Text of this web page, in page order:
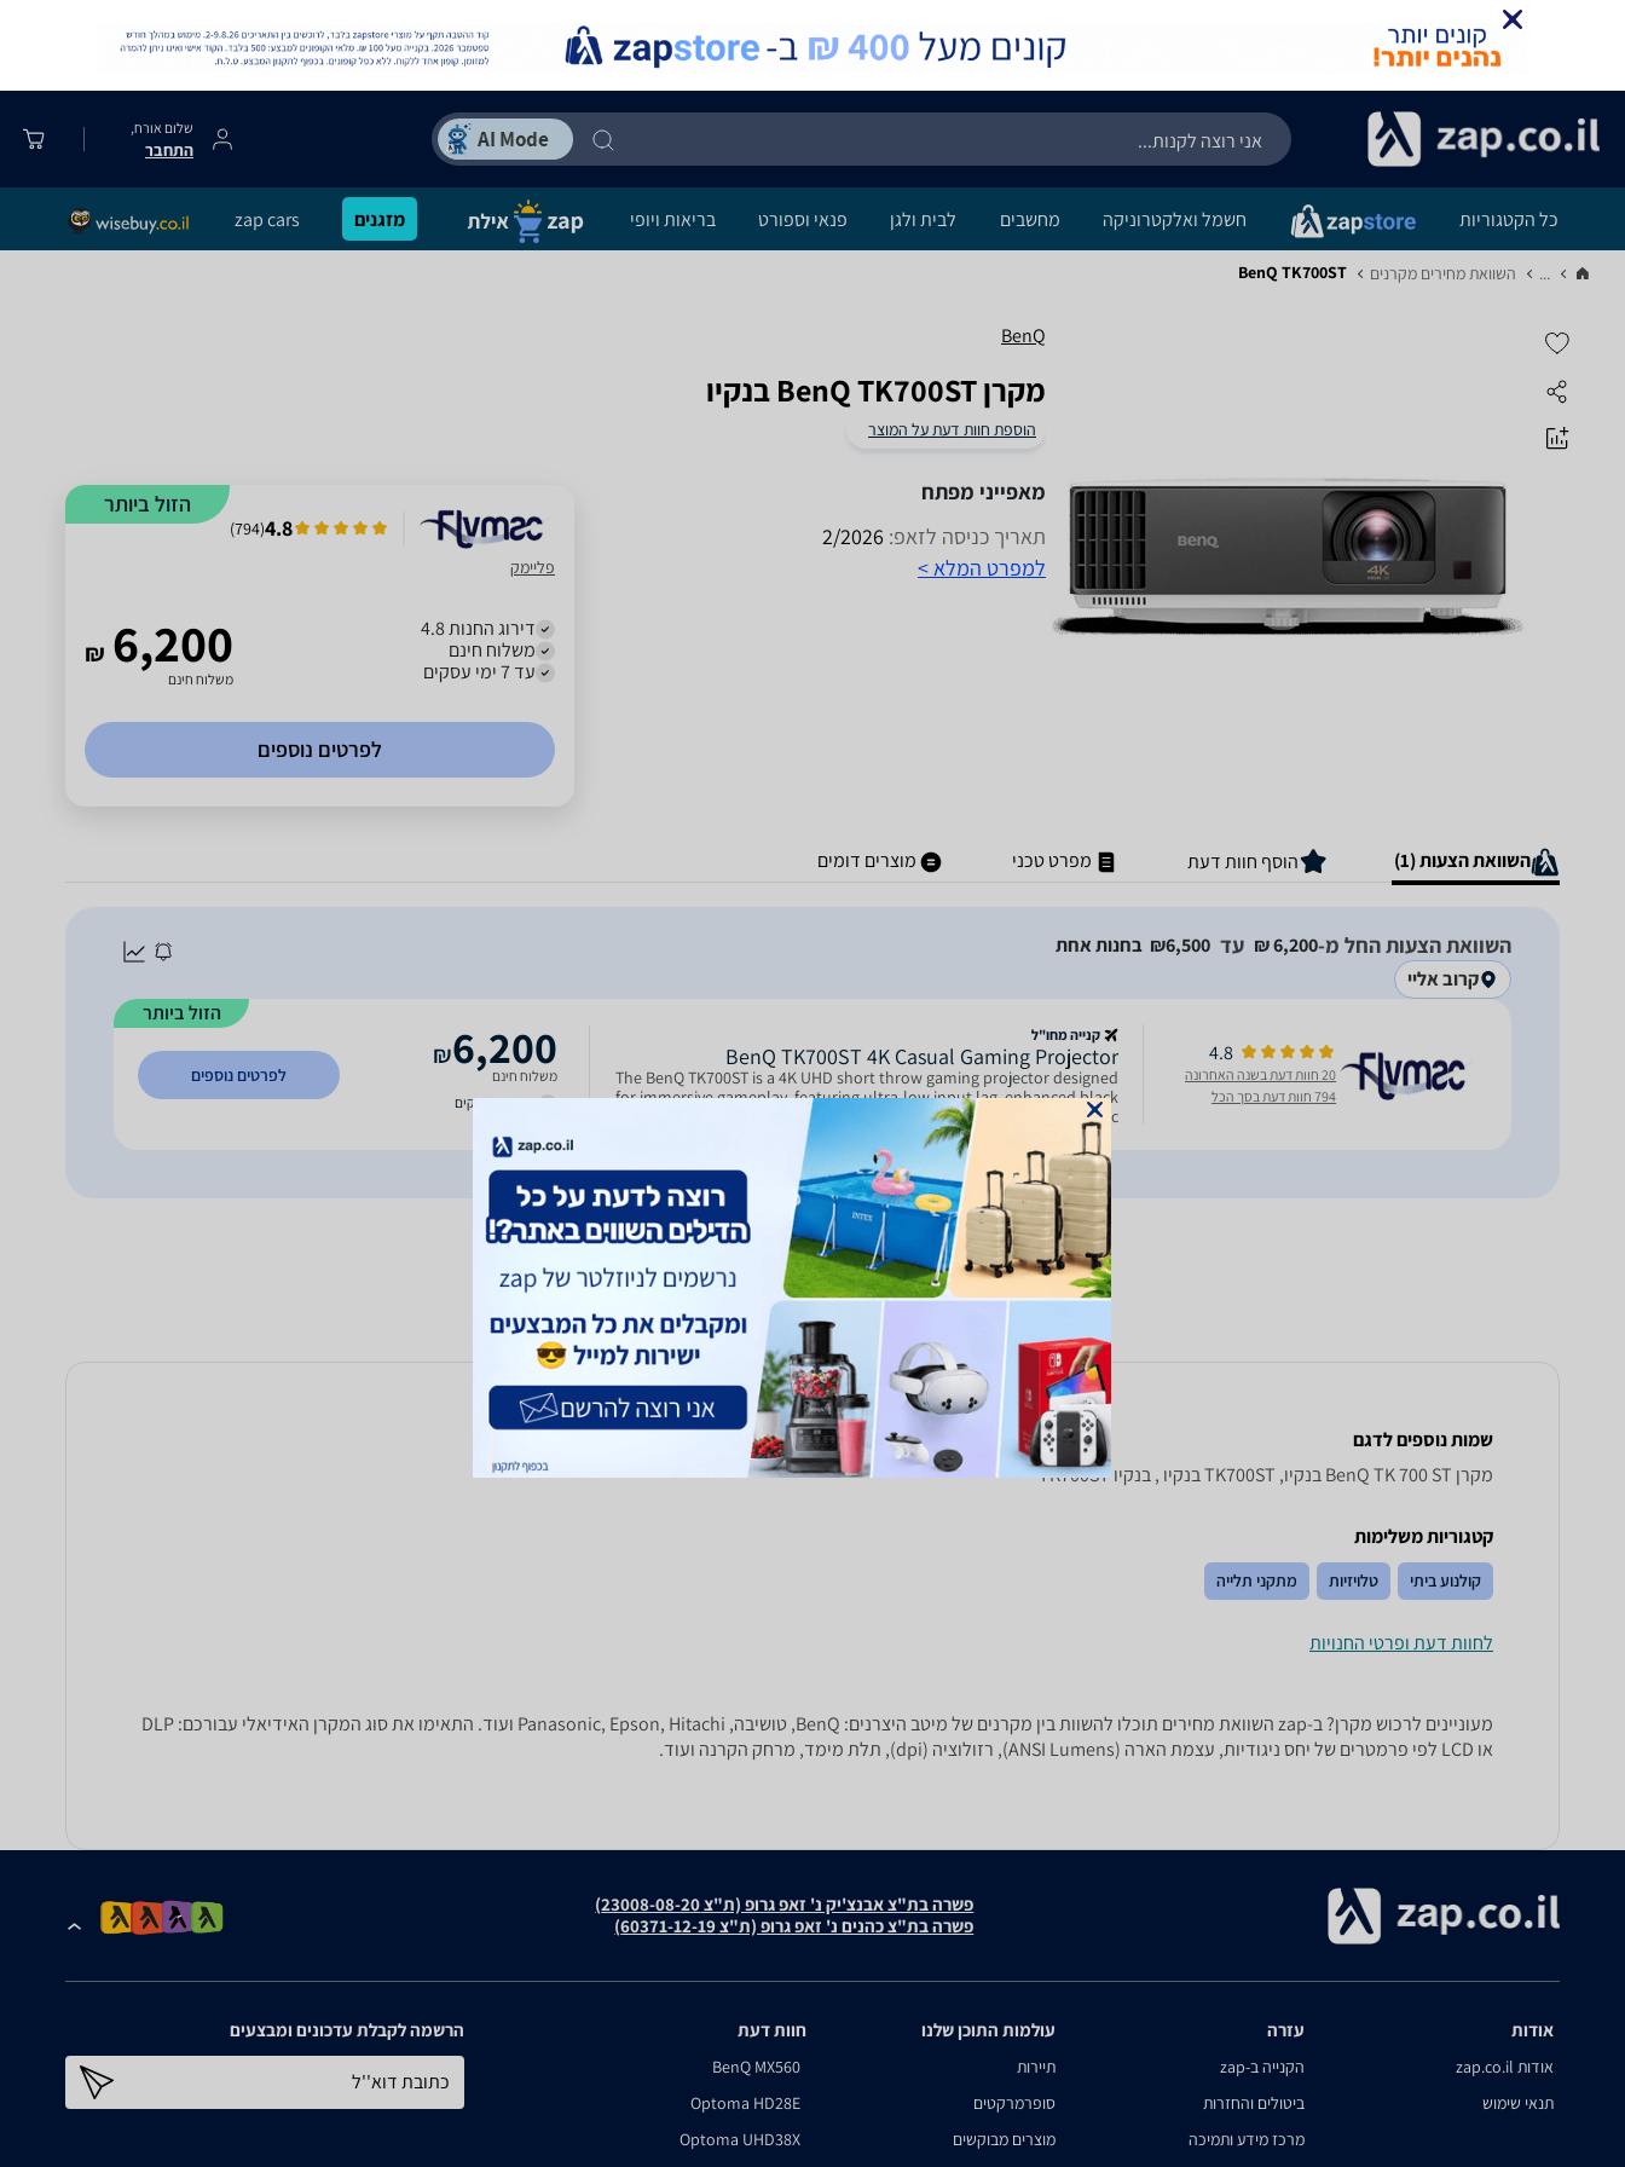
שלום אורח,
התחבר
כל הקטגוריות חשמל ואלקטרוניקה מחשבים לבית ולגן פנאי וספורט בריאות ויופי מזגנים zap cars
... השוואת מחירים מקרנים‏ BenQ TK700ST
BenQ
מקרן BenQ TK700ST בנקיו
הוספת חוות דעת על המוצר
מאפייני מפתח
תאריך כניסה לזאפ: 2/2026
למפרט המלא >
הזול ביותר
4.8
(
794
)
פליימק
דירוג החנות 4.8
משלוח חינם
עד 7 ימי עסקים
₪ 6,200
משלוח חינם
לפרטים נוספים
השוואת הצעות (1) הוסף חוות דעת מפרט טכני מוצרים דומים
השוואת הצעות החל מ-6,200‏ ₪ עד 6,500‏₪
בחנות אחת
קרוב אליי
הזול ביותר
4.8
20 חוות דעת בשנה האחרונה
794 חוות דעת בסך הכל
קנייה מחו"ל
BenQ TK700ST 4K Casual Gaming Projector
The BenQ TK700ST is a 4K UHD short throw gaming projector designed
for immersive gameplay, featuring ultra-low input lag, enhanced black
detail, and high-fidelity sound for responsive and cinematic
experiences. With HDR10 support, flexible installation o
6,200
₪
משלוח חינם
עד 7 ימי עסקים
לפרטים נוספים
שמות נוספים לדגם
מקרן BenQ TK 700 ST בנקיו, TK700ST בנקיו , בנקיו TK700ST
קטגוריות משלימות
קולנוע ביתי טלויזיות מתקני תלייה
לחוות דעת ופרטי החנויות
מעוניינים לרכוש מקרן? ב-zap השוואת מחירים תוכלו להשוות בין מקרנים של מיטב היצרנים: BenQ, טושיבה, Panasonic, Epson, Hitachi ועוד. התאימו את סוג המקרן האידיאלי עבורכם: DLP
או LCD לפי פרמטרים של יחס ניגודיות, עצמת הארה (ANSI Lumens), רזולוציה (dpi), תלת מימד, מרחק הקרנה ועוד.
פשרה בת"צ אבנצ'יק נ' זאפ גרופ (ת"צ 23008-08-20)
פשרה בת"צ כהנים נ' זאפ גרופ (ת"צ 60371-12-19)
אודות
אודות zap.co.il
תנאי שימוש
עזרה
הקנייה ב-zap
ביטולים והחזרות
מרכז מידע ותמיכה
עולמות התוכן שלנו
תיירות
סופרמרקטים
מוצרים מבוקשים
חוות דעת
BenQ MX560
Optoma HD28E
Optoma UHD38X
הרשמה לקבלת עדכונים ומבצעים
כתובת דוא''ל